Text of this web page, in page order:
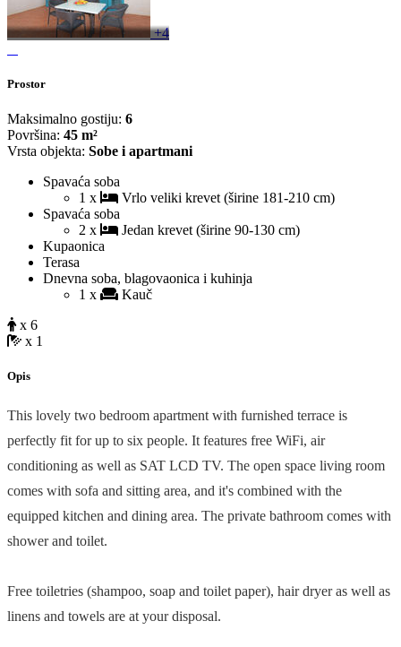
+4
Prostor
Maksimalno gostiju: 6
Površina: 45 m²
Vrsta objekta: Sobe i apartmani
Spavaća soba
1 x
Vrlo veliki krevet (širine 181-210 cm)
Spavaća soba
2 x
Jedan krevet (širine 90-130 cm)
Kupaonica
Terasa
Dnevna soba, blagovaonica i kuhinja
1 x
Kauč
x 6
x 1
Opis
This lovely two bedroom apartment with furnished terrace is
perfectly fit for up to six people. It features free WiFi, air
conditioning as well as SAT LCD TV. The open space living room
comes with sofa and sitting area, and it's combined with the
equipped kitchen and dining area. The private bathroom comes with
shower and toilet.
Free toiletries (shampoo, soap and toilet paper), hair dryer as well as
linens and towels are at your disposal.